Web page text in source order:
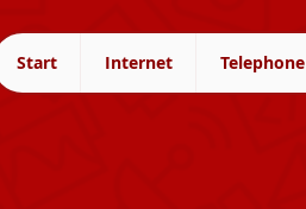
Start Internet Telephone